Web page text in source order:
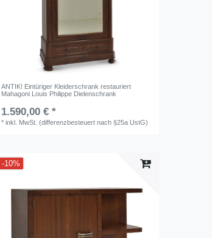
ANTIK! Eintüriger Kleiderschrank restauriert
Mahagoni Louis Philippe Dielenschrank
1.590,00 € *
*inkl. MwSt. (differenzbesteuert nach §25a UstG)
-10%